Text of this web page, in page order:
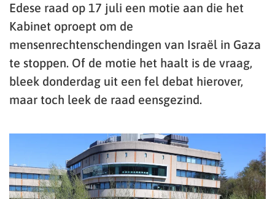
Edese raad op 17 juli een motie aan die het
Kabinet oproept om de
mensenrechtenschendingen van Israël in Gaza
te stoppen. Of de motie het haalt is de vraag,
bleek donderdag uit een fel debat hierover,
maar toch leek de raad eensgezind.